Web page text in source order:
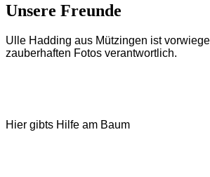
Unsere Freunde
Ulle Hadding aus Mützingen ist
zauberhaften Fotos verantwortlich.
Hier gibts Hilfe am Baum